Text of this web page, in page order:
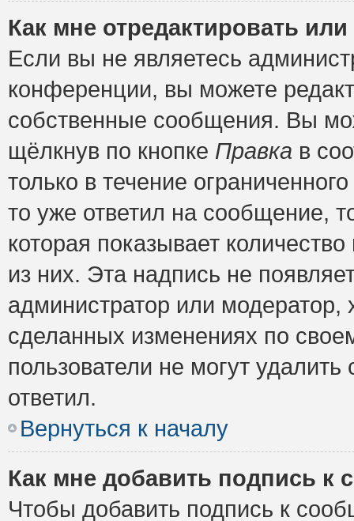
Как мне отредактировать
Если вы не являетесь
конференции, вы можете
собственные сообщения. Вы
щёлкнув по кнопке Правка в
только в течение
то уже ответил на сообщение,
которая показывает
из них. Эта надпись не
администратор или модератор,
сделанных изменениях по
пользователи не могут
ответил.
Вернуться к началу
Как мне добавить подпись к
Чтобы добавить подпись к